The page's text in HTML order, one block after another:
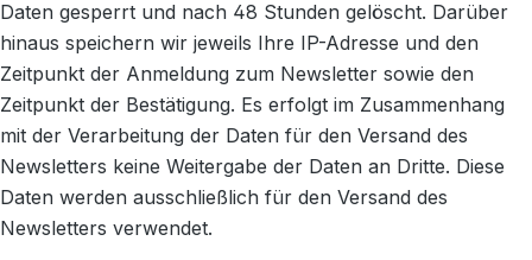
Daten gesperrt und nach 48 Stunden gelöscht. Darüber
hinaus speichern wir jeweils Ihre IP-Adresse und den
Zeitpunkt der Anmeldung zum Newsletter sowie den
Zeitpunkt der Bestätigung. Es erfolgt im Zusammenhang
mit der Verarbeitung der Daten für den Versand des
Newsletters keine Weitergabe der Daten an Dritte. Diese
Daten werden ausschließlich für den Versand des
Newsletters verwendet.